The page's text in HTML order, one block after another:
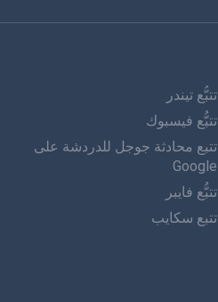
تتبُّع تيندر
تتبُّع فيسبوك
تتبع محادثة جوجل للدردشة على
Google
تتبُّع فايبر
تتبع سكايب